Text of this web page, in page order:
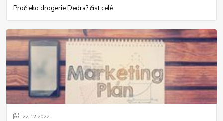
Proč eko drogerie Dedra?číst celé
22.12.2022